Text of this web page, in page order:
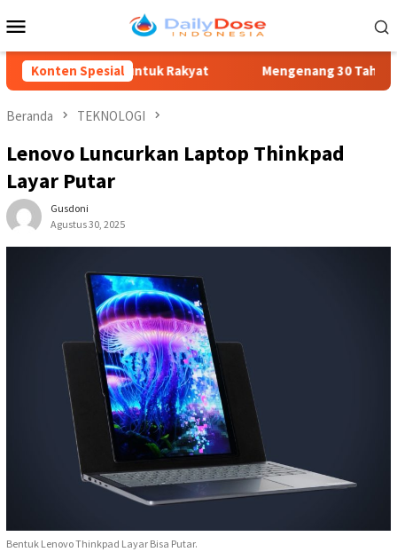
ke
Mobile
Konten Spesial
untuk Rakyat Mengenang 30 Tahun Tragedi
Beranda TEKNOLOGI
Lenovo Luncurkan Laptop Thinkpad
Layar Putar
Gusdoni
Agustus 30, 2025
Bentuk Lenovo Thinkpad Layar Bisa Putar.